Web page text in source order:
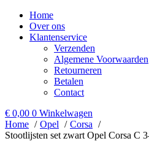
Home
Over ons
Klantenservice
Verzenden
Algemene Voorwaarden
Retourneren
Betalen
Contact
€ 0,00 0 Winkelwagen
Home
Opel
Corsa
Stootlijsten set zwart Opel Corsa C